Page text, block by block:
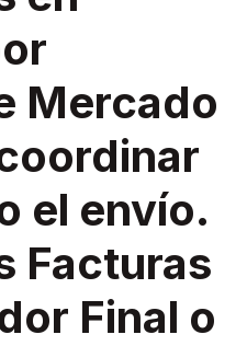
Mercado
el envío.
Facturas
Final o